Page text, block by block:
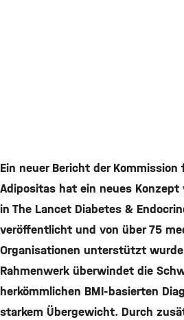
Ein neuer Bericht der Kommission
Adipositas hat ein neues
in The Lancet Diabetes &
veröffentlicht und von über 75
Organisationen unterstützt
Rahmenwerk überwindet die
herkömmlichen BMI-basierten
starkem Übergewicht. Durch